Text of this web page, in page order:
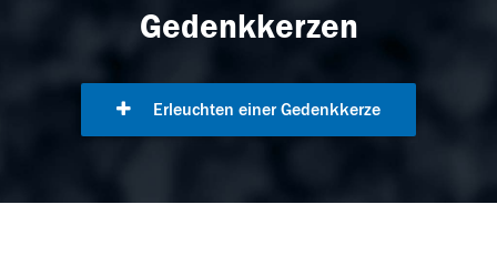
Gedenkkerzen
Erleuchten einer Gedenkkerze